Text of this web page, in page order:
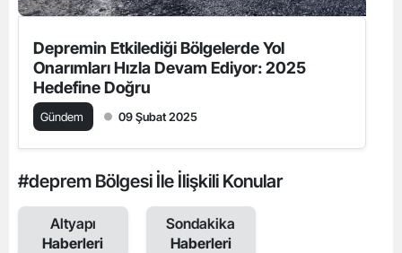
Depremin Etkilediği Bölgelerde Yol
Onarımları Hızla Devam Ediyor: 2025
Hedefine Doğru
Gündem 09 Şubat 2025
#deprem Bölgesi İle İlişkili Konular
Altyapı
Haberleri
Sondakika
Haberleri